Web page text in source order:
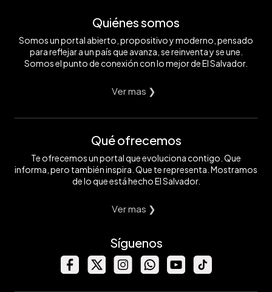
Quiénes somos
Somos un portal abierto, propositivo y moderno, pensado
para reflejar a un país que avanza, se reinventa y se une.
Somos el punto de conexión con lo mejor de El Salvador.
Ver mas ❯
Qué ofrecemos
Te ofrecemos un portal que evoluciona contigo. Que
informa, pero también inspira. Que te representa. Mostramos
de lo que está hecho El Salvador.
Ver mas ❯
Síguenos